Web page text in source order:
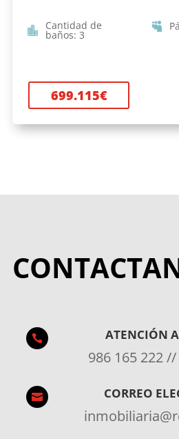
Cantidad de
baños: 3
699.115€
 ATENCIÓN
986 165 222
 CORREO